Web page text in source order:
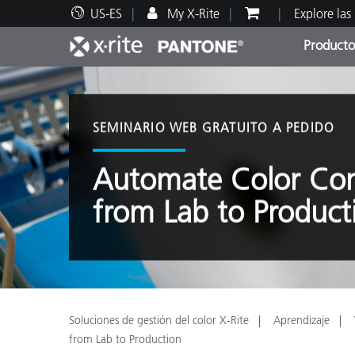
US-ES My X-Rite Explore
Principales productos
Impresión y Empaques
Soporte técnico
Recursos educativos
SEMINARIO WEB GRATUITO A PEDIDO
Automate Color
from Lab to
Soluciones de gestión del color X-Rite Aprendizaje
from Lab to Production